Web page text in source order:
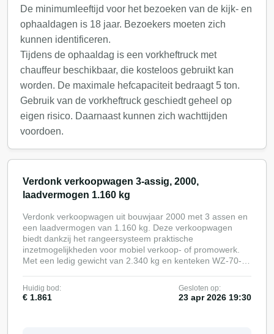
De minimumleeftijd voor het bezoeken van de kijk- en
ophaaldagen is 18 jaar. Bezoekers moeten zich
kunnen identificeren.
Tijdens de ophaaldag is een vorkheftruck met
chauffeur beschikbaar, die kosteloos gebruikt kan
worden. De maximale hefcapaciteit bedraagt 5 ton.
Gebruik van de vorkheftruck geschiedt geheel op
eigen risico. Daarnaast kunnen zich wachttijden
voordoen.
Verdonk verkoopwagen 3-assig, 2000,
laadvermogen 1.160 kg
Verdonk verkoopwagen uit bouwjaar 2000 met 3 assen en
een laadvermogen van 1.160 kg. Deze verkoopwagen
biedt dankzij het rangeersysteem praktische
inzetmogelijkheden voor mobiel verkoop- of promowerk.
Met een ledig gewicht van 2.340 kg en kenteken WZ-70-JY
professioneel willen presenteren op locatie.
Huidig bod:
€ 1.861
Gesloten op:
23 apr 2026 19:30